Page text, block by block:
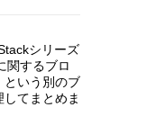
シリーズ
関するブロ
という別のブ
てまとめま